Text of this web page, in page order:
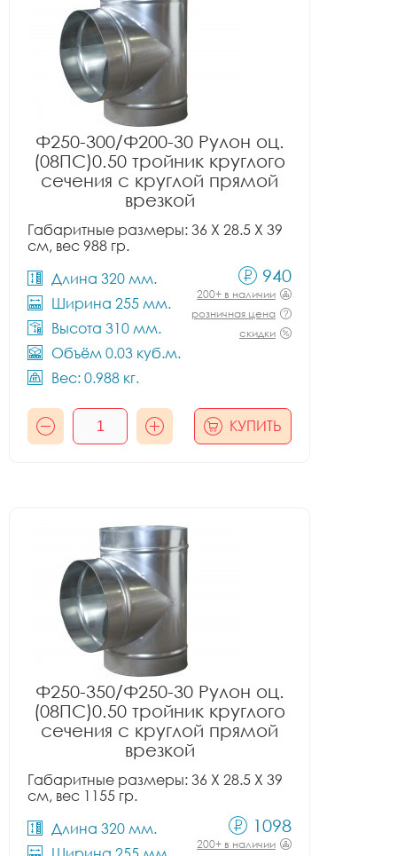
Ф250-300/Ф200-30 Рулон оц.
(08ПС)0.50 тройник круглого
сечения с круглой прямой
врезкой
Габаритные размеры: 36 X 28.5 X 39
см, вес 988 гр.
Длина 320 мм.
Ширина 255 мм.
Высота 310 мм.
Объём 0.03 куб.м.
Вес: 0.988 кг.
940
200+ в наличии
розничная цена
скидки
КУПИТЬ
Ф250-350/Ф250-30 Рулон оц.
(08ПС)0.50 тройник круглого
сечения с круглой прямой
врезкой
Габаритные размеры: 36 X 28.5 X 39
см, вес 1155 гр.
Длина 320 мм.
1098
200+ в наличии